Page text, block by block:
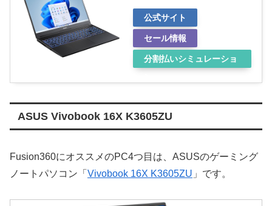
公式サイト
セール情報
分割払いシミュレーショ
ASUS Vivobook 16X K3605ZU
Fusion360にオススメのPC4つ目は、ASUSのゲーミング
ノートパソコン「 Vivobook 16X K3605ZU 」です。